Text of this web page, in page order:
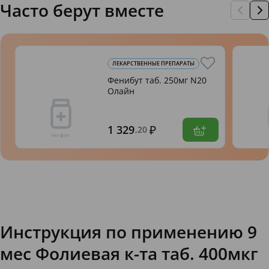
Часто берут вместе
ЛЕКАРСТВЕННЫЕ ПРЕПАРАТЫ
Фенибут таб. 250мг N20
Олайн
1 329,20
Инструкция по применению 9
мес Фолиевая к-та таб. 400мкг